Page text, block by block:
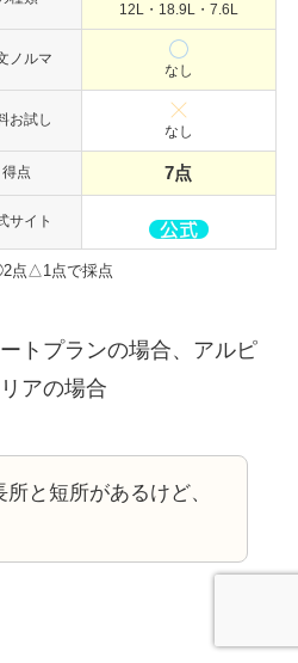
12L・18.9L・7.6L
ノルマ
なし
お試し
なし
得点 7点
サイト
点△1点で採点
トプランの場合、アルピ
アの場合
と短所があるけど、